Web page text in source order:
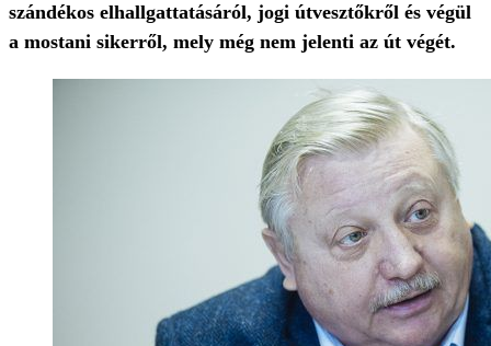
szándékos elhallgattatásáról, jogi útvesztőkről és végül
a mostani sikerről, mely még nem jelenti az út végét.